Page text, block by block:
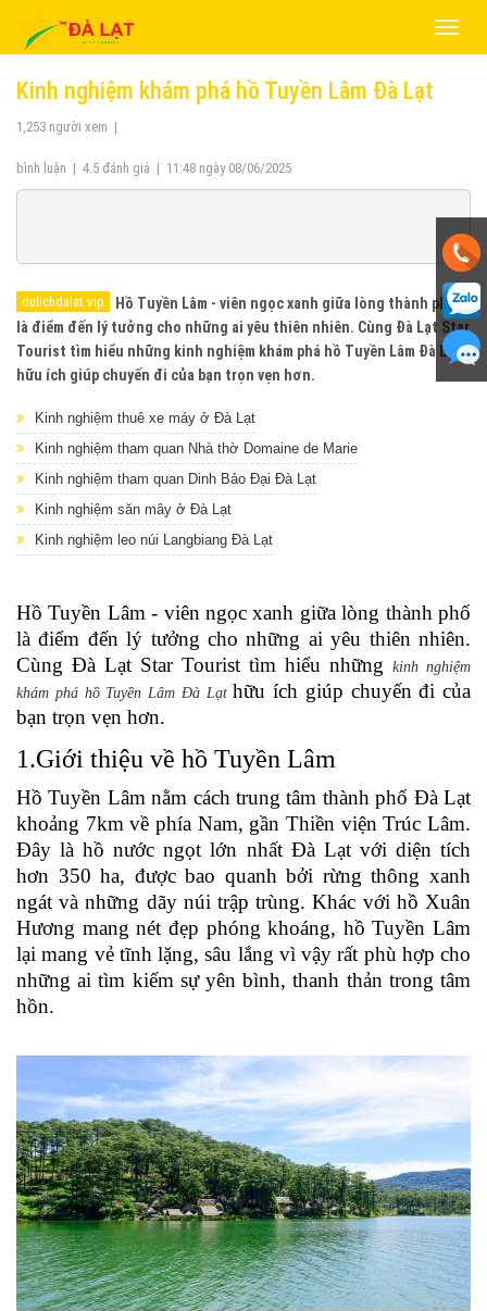
Toggle
Kinh nghiệm khám phá hồ Tuyền Lâm Đà Lạt
1,253 người xem |
bình luận | 4.5 đánh giá | 11:48 ngày 08/06/2025
Hồ Tuyền Lâm - viên ngọc xanh giữa lòng thành phố
là điểm đến lý tưởng cho những ai yêu thiên nhiên. Cùng Đà Lạt Star
Tourist tìm hiểu những kinh nghiệm khám phá hồ Tuyền Lâm Đà Lạt
hữu ích giúp chuyến đi của bạn trọn vẹn hơn.
Kinh nghiệm thuê xe máy ở Đà Lạt
Kinh nghiệm tham quan Nhà thờ Domaine de Marie
Kinh nghiệm tham quan Dinh Bảo Đại Đà Lạt
Kinh nghiệm săn mây ở Đà Lạt
Kinh nghiệm leo núi Langbiang Đà Lạt
Hồ Tuyền Lâm - viên ngọc xanh giữa lòng thành phố
là điểm đến lý tưởng cho những ai yêu thiên nhiên.
Cùng Đà Lạt Star Tourist tìm hiểu những kinh nghiệm
khám phá hồ Tuyền Lâm Đà Lạthữu ích giúp chuyến đi của
bạn trọn vẹn hơn.
1.Giới thiệu về hồ Tuyền Lâm
Hồ Tuyền Lâm nằm cách trung tâm thành phố Đà Lạt
khoảng 7km về phía Nam, gần Thiền viện Trúc Lâm.
Đây là hồ nước ngọt lớn nhất Đà Lạt với diện tích
hơn 350 ha, được bao quanh bởi rừng thông xanh
ngát và những dãy núi trập trùng. Khác với hồ Xuân
Hương mang nét đẹp phóng khoáng, hồ Tuyền Lâm
lại mang vẻ tĩnh lặng, sâu lắng vì vậy rất phù hợp cho
những ai tìm kiếm sự yên bình, thanh thản trong tâm
hồn.